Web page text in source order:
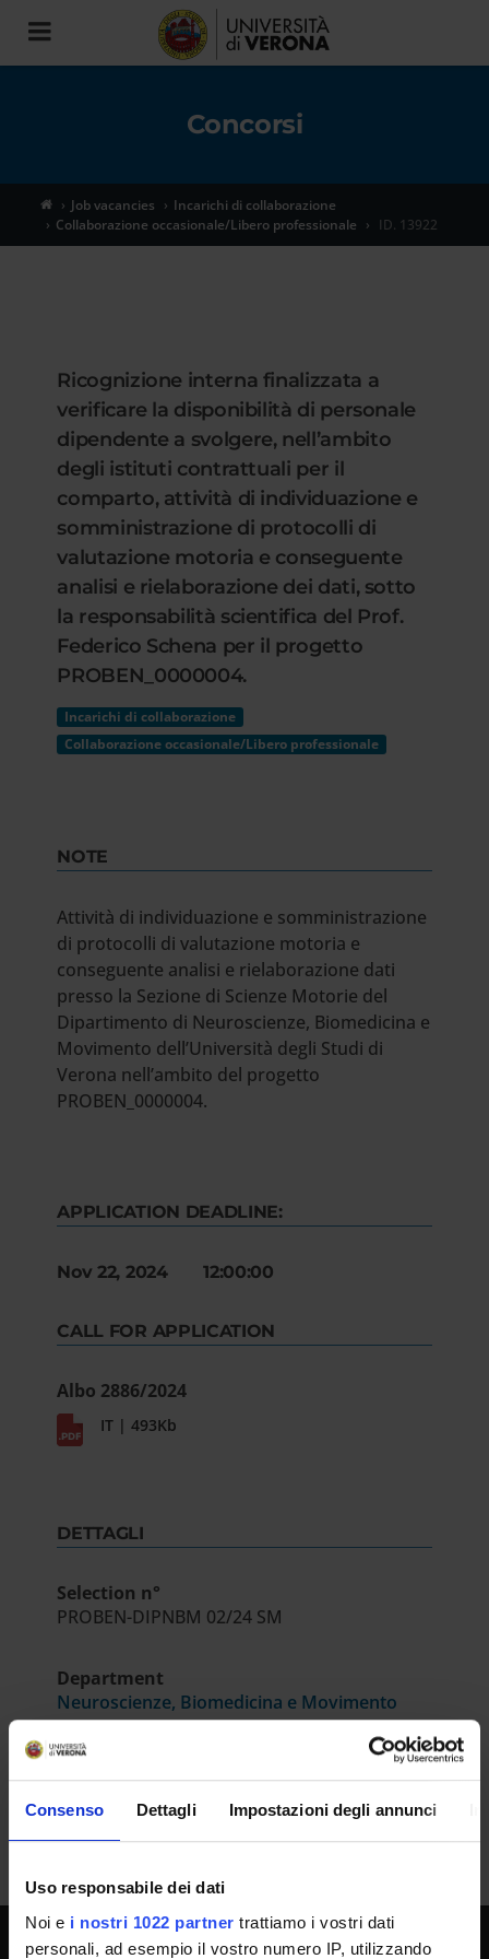
Consenso Dettagli Impostazioni degli annunci
Uso responsabile dei dati
Noi e i nostri 1022 partner trattiamo i vostri dati
personali, ad esempio il vostro numero IP, utilizzando
Toggle
navigation
Concorsi
Job vacancies
Incarichi di collaborazione
Collaborazione occasionale/Libero professionale
ID. 13922
Ricognizione interna finalizzata a
verificare la disponibilità di personale
dipendente a svolgere, nell’ambito
degli istituti contrattuali per il
comparto, attività di individuazione e
somministrazione di protocolli di
valutazione motoria e conseguente
analisi e rielaborazione dei dati, sotto
la responsabilità scientifica del Prof.
Federico Schena per il progetto
PROBEN_0000004.
Incarichi di collaborazione
Collaborazione occasionale/Libero professionale
NOTE
Attività di individuazione e somministrazione
di protocolli di valutazione motoria e
conseguente analisi e rielaborazione dati
presso la Sezione di Scienze Motorie del
Dipartimento di Neuroscienze, Biomedicina e
Movimento dell’Università degli Studi di
Verona nell’ambito del progetto
PROBEN_0000004.
APPLICATION DEADLINE:
Nov 22, 2024 12:00:00
CALL FOR APPLICATION
Albo 2886/2024
IT | 493Kb
DETTAGLI
Selection n°
PROBEN-DIPNBM 02/24 SM
Department
Neuroscienze, Biomedicina e Movimento
1